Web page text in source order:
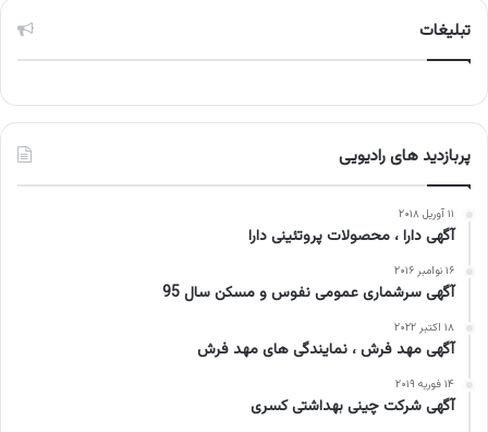
تبلیغات
پربازدید های رادیویی
۱۱ آوریل ۲۰۱۸
آگهی دارا ، محصولات پروتئینی دارا
۱۶ نوامبر ۲۰۱۶
آگهی سرشماری عمومی نفوس و مسکن سال 95
۱۸ اکتبر ۲۰۲۲
آگهی مهد فرش ، نمایندگی های مهد فرش
۱۴ فوریه ۲۰۱۹
آگهی شرکت چینی بهداشتی کسری